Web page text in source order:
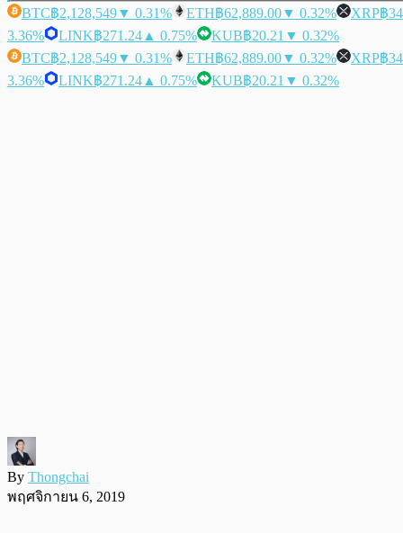
BTC฿2,128,549▼ 0.31% ETH฿62,889.00▼ 0.32% XRP฿
3.36%
LINK฿271.24 ▲ 0.75% KUB฿20.21 ▼ 0.32%
BTC฿2,128,549▼ 0.31% ETH฿62,889.00▼ 0.32% XRP฿
3.36%
LINK฿271.24 ▲ 0.75% KUB฿20.21 ▼ 0.32%
By Thongchai
พฤศจิกายน 6, 2019